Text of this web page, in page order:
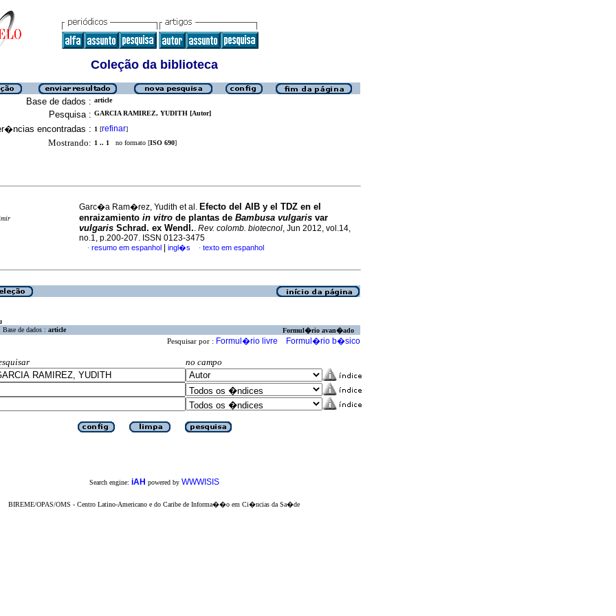
Coleção da biblioteca
Base de dados : article
Pesquisa : GARCIA RAMIREZ, YUDITH [Autor]
encontradas : 1 [refinar]
Mostrando: 1 .. 1 no formato [ISO 690]
Garc�a Ram�rez, Yudith et al. Efecto del AIB y el TDZ en el
enraizamiento in vitro de plantas de Bambusa vulgaris var
vulgaris Schrad. ex Wendl.. Rev. colomb. biotecnol, Jun 2012, vol.14,
no.1, p.200-207. ISSN 0123-3475
· resumo em espanhol ingl�s · texto em espanhol
Base de dados : article Formul�rio avan�ado
Pesquisar por : Formul�rio livre Formul�rio b�sico
no campo
Search engine: iAH powered by WWWISIS
BIREME/OPAS/OMS - Centro Latino-Americano e do Caribe de Informa��o em Ci�ncias da Sa�de